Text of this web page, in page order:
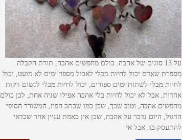
על 13 סוגים של אהבה. כולם מחפשים אהבה, תורת הקבלה
מספרת שאדם יכול לחיות מבלי לאכול מספר ימים לא מועט, יכול
לחיות מבלי לשתות ימים ספורים, יכול לחיות מבלי לנשום דקות
אחדות, אבל לא יכול לחיות בלי אהבה אפילו שניה אחת, לכן כולם
מחפשים אהבה, וטוב שכך, שכן כמו שכתב חפיז, המשורר הסופי
הדגול, היום נדבר על אהבה, שכן אין באמת עניין אחר שכדאי
להתעסק בו. אבל אי